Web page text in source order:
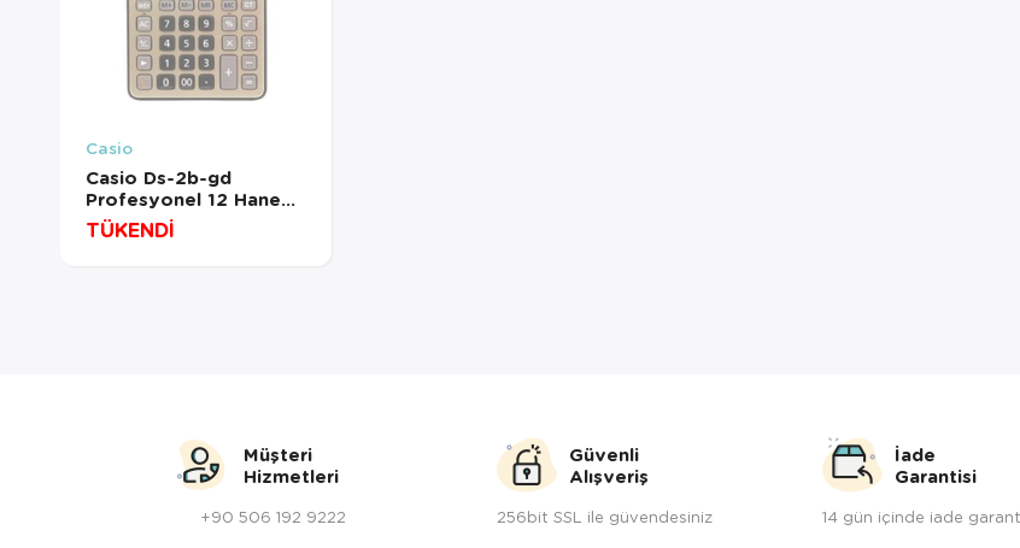
Casio
Casio Ds-2b-gd
Profesyonel 12 Hane
Masa Üstü Hesap
Makinesi
TÜKENDİ
Müşteri
Hizmetleri
+90 506 192 9222
Güvenli
Alışveriş
256bit SSL ile güvendesiniz
İade
Garantisi
14 gün içinde iade